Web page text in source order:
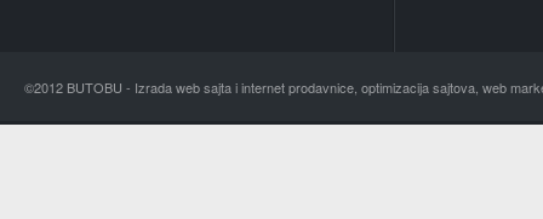
©2012 BUTOBU - Izrada web sajta i internet prodavnice, optimizacija sajtova, web